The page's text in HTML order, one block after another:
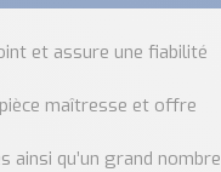
et assure une fiabilité
maîtresse et offre
ainsi qu’un grand nombre